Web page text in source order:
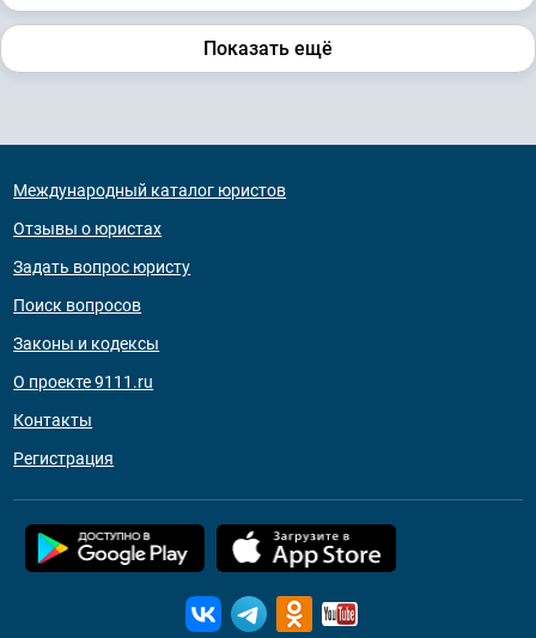
Показать ещё
Международный каталог юристов
Отзывы о юристах
Задать вопрос юристу
Поиск вопросов
Законы и кодексы
О проекте 9111.ru
Контакты
Регистрация